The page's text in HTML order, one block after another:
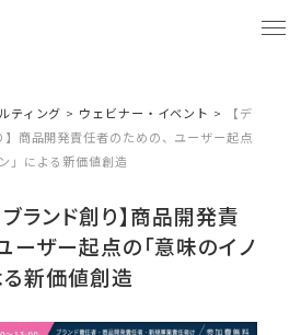
ティング > ウェビナー・イベント >
【デ
商品開発責任者のための、ユーザー起点
」による新価値創造
ランド創り】商品開発責
ーザー起点の「意味のイノ
る新価値創造